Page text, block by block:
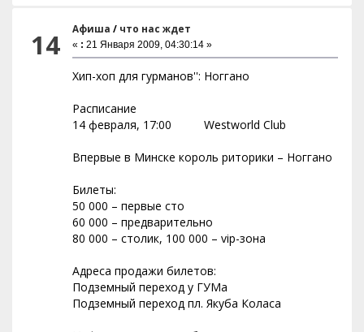
14 Афиша / что нас ждет
« : 21 Января 2009, 04:30:14 »
Хип-хоп для гурманов'': Ноггано
Расписание
14 февраля, 17:00 Westworld Club
Впервые в Минске король риторики – Ноггано
Билеты:
50 000 – первые сто
60 000 – предварительно
80 000 – столик, 100 000 – vip-зона
Адреса продажи билетов:
Подземный переход у ГУМа
Подземный переход пл. Якуба Коласа